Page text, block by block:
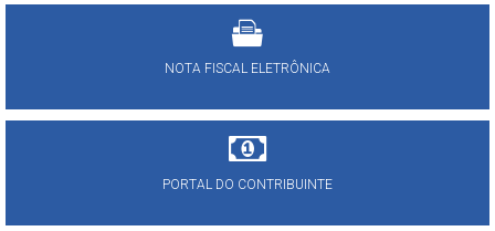
NOTA FISCAL ELETRÔNICA
PORTAL DO CONTRIBUINTE